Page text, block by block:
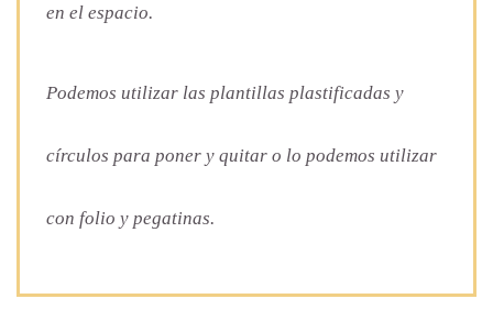
en el espacio.
Podemos utilizar las plantillas plastificadas y
círculos para poner y quitar o lo podemos utilizar
con folio y pegatinas.